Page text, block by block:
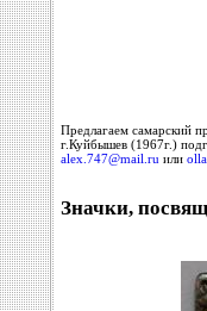
Предлагаем самарский
г.Куйбышев (1967г.)
alex.747@mail.ru или
Значки,